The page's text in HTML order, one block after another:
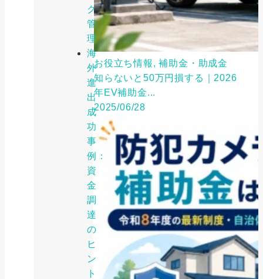
ク
管
理
海
外
進
出
成
功
事
例：
資
金
調
達
の
ヒ
ン
ト
お役立ち情報, 補助金・助成金
知らないと50万円損する｜2026
年EV補助金...
2025/06/28